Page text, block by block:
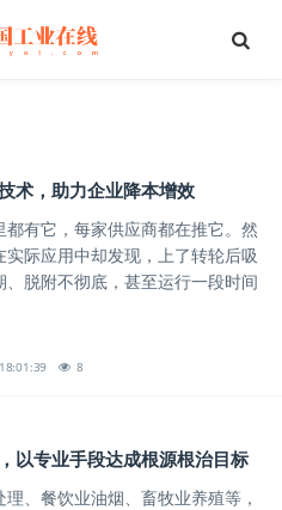
术，助力企业降本增效
都有它，每家供应商都在推它。然
实际应用中却发现，上了转轮后吸
、脱附不彻底，甚至运行一段时间
8
以专业手段达成根源根治目标
、餐饮业油烟、畜牧业养殖等，